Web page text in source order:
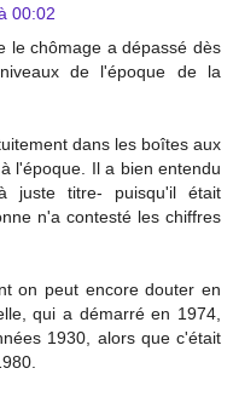
00:02
le chômage a dépassé dès
de l'époque de la
dans les boîtes aux
l'époque. Il a bien entendu
juste titre- puisqu'il était
n'a contesté les chiffres
on peut encore douter en
qui a démarré en 1974,
1930, alors que c'était